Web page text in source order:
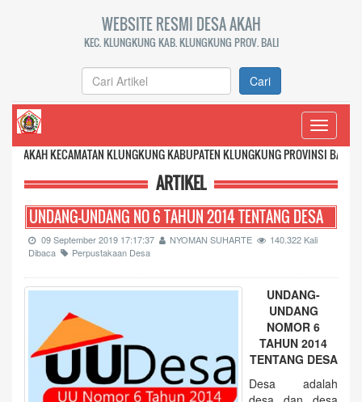
WEBSITE RESMI DESA AKAH
KEC. KLUNGKUNG KAB. KLUNGKUNG PROV. BALI
Cari
Toggle
KLUNGKUNG KABUPATEN KLUNGKUNG PROVINSI BALI
ARTIKEL
UNDANG-UNDANG NO 6 TAHUN 2014 TENTANG DESA
09 September 2019 17:17:37 NYOMAN SUHARTE
140.322 Kali
Dibaca
Perpustakaan Desa
UNDANG-
UNDANG
NOMOR 6
TAHUN 2014
TENTANG DESA
Desa adalah